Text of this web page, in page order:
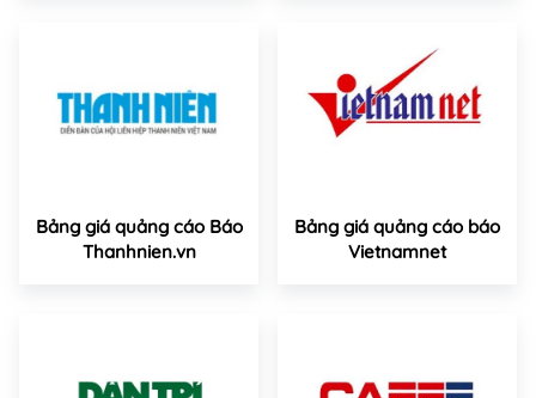
Bảng giá quảng cáo Báo
Thanhnien.vn
Bảng giá quảng cáo báo
Vietnamnet